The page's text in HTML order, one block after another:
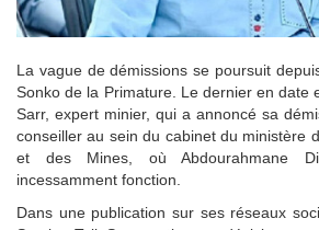
La vague de démissions se poursuit
Sonko de la Primature. Le dernier en date
Sarr, expert minier, qui a annoncé sa
conseiller au sein du cabinet du ministère
et des Mines, où Abdourahmane
incessamment fonction.
Dans une publication sur ses réseaux